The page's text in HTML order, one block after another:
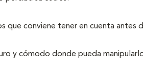
que conviene tener en cuenta antes
y cómodo donde pueda